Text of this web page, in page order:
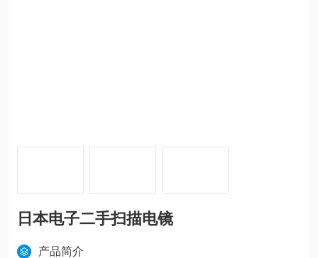
日本电子二手扫描电镜
产品简介